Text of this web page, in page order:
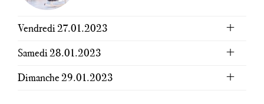
Vendredi 27.01.2023
Samedi 28.01.2023
Dimanche 29.01.2023